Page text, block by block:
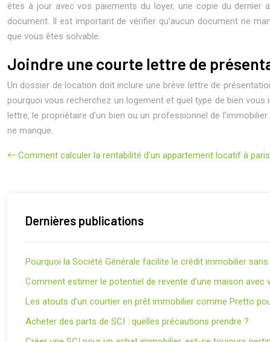
êtes à jour avec vos paiements du loyer, une copie du
document. Il est important de vérifier qu’aucun document ne
que vous êtes solvable.
Joindre une courte lettre de
Un dossier de location doit inclure une brève lettre de
pourquoi vous recherchez un logement et quel type de bien
lettre, le propriétaire d’un bien ou un professionnel de
ne manque.
Comment calculer la rentabilité d’un appartement locatif à
Dernières publications
Pourquoi la Société Générale facilite le crédit immobilier
Comment estimer le potentiel de revente d’une maison avec
Les atouts d’un courtier en prêt immobilier comme Pretto
Acheter des parts de SCI : quelles précautions prendre ?